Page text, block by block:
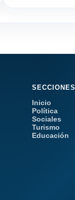
SECCIONES
Inicio
Política
Sociales
Turismo
Educación